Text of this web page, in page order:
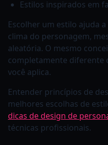
Estilos inspirados em
Escolher um estilo ajuda
clima do personagem,
aleatória. O mesmo
completamente diferente
você aplica.
Entender princípios de
melhores escolhas de
dicas de design de
técnicas profissionais.